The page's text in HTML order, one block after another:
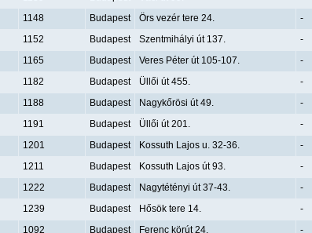
1148 Budapest Örs vezér tere 24. -
1152 Budapest Szentmihályi út 137. -
1165 Budapest Veres Péter út 105-107. -
1182 Budapest Üllői út 455. -
1188 Budapest Nagykőrösi út 49. -
1191 Budapest Üllői út 201. -
1201 Budapest Kossuth Lajos u. 32-36. -
1211 Budapest Kossuth Lajos út 93. -
1222 Budapest Nagytétényi út 37-43. -
1239 Budapest Hősök tere 14. -
1092 Budapest Ferenc körút 24. -